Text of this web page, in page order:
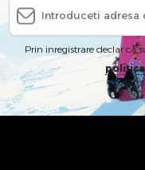
Prin inregistrare declar ca